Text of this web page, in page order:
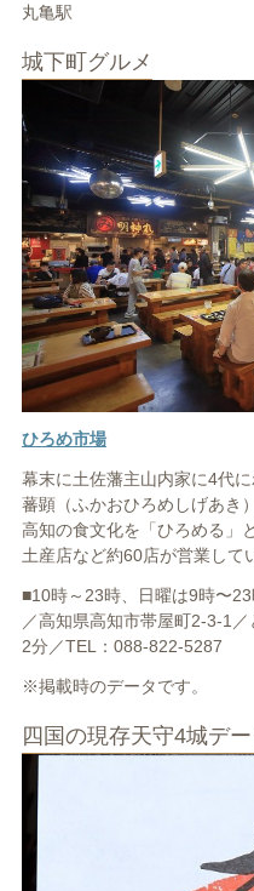
丸亀駅
城下町グルメ
ひろめ市場
幕末に土佐藩主山内家に4代
蕃顕（ふかおひろめしげあき
高知の食文化を「ひろめる」
土産店など約60店が営業して
■10時～23時、日曜は9時〜
／高知県高知市帯屋町2-3-1
2分／TEL：088-822-5287
※掲載時のデータです。
四国の現存天守4城デー